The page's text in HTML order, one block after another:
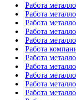
Работа
Работа
Работа
Работа
Работа
Работа
Работа
Работа
Работа
Работа
Работа